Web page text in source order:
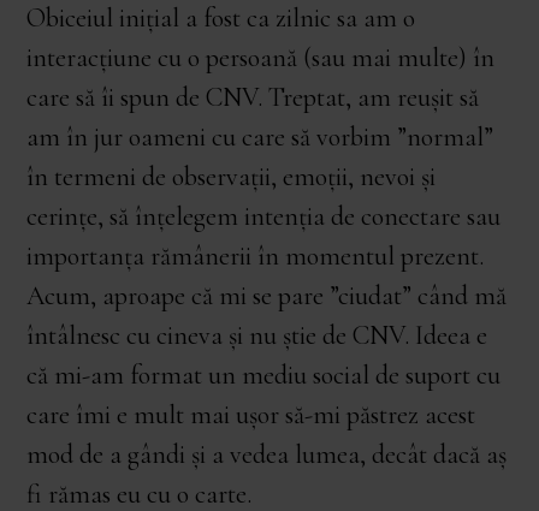
Obiceiul inițial a fost ca zilnic sa am o
interacțiune cu o persoană (sau mai multe) în
care să îi spun de CNV. Treptat, am reușit să
am în jur oameni cu care să vorbim ”normal”
în termeni de observații, emoții, nevoi și
cerințe, să înțelegem intenția de conectare sau
importanța rămânerii în momentul prezent.
Acum, aproape că mi se pare ”ciudat” când mă
întâlnesc cu cineva și nu știe de CNV. Ideea e
că mi-am format un mediu social de suport cu
care îmi e mult mai ușor să-mi păstrez acest
mod de a gândi și a vedea lumea, decât dacă aș
fi rămas eu cu o carte.